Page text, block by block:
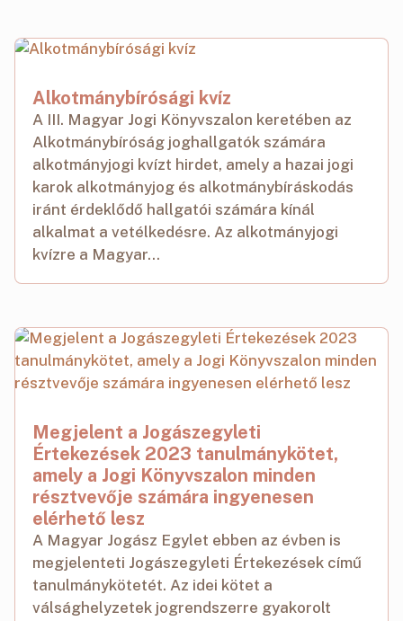
Alkotmánybírósági kvíz
A III. Magyar Jogi Könyvszalon keretében az
Alkotmánybíróság joghallgatók számára
alkotmányjogi kvízt hirdet, amely a hazai jogi
karok alkotmányjog és alkotmánybíráskodás
iránt érdeklődő hallgatói számára kínál
alkalmat a vetélkedésre. Az alkotmányjogi
kvízre a Magyar...
Megjelent a Jogászegyleti
Értekezések 2023 tanulmánykötet,
amely a Jogi Könyvszalon minden
résztvevője számára ingyenesen
elérhető lesz
A Magyar Jogász Egylet ebben az évben is
megjelenteti Jogászegyleti Értekezések című
tanulmánykötetét. Az idei kötet a
válsághelyzetek jogrendszerre gyakorolt